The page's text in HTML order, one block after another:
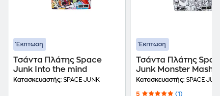
Έκπτωση
Τσάντα Πλάτης Space
Junk Into the mind
Κατασκευαστής: SPACE JUNK
Έκπτωση
Τσάντα Πλάτης
Junk Monster Mash
Πολλών Θηκών
Κατασκευαστής: SPACE
5 (1)